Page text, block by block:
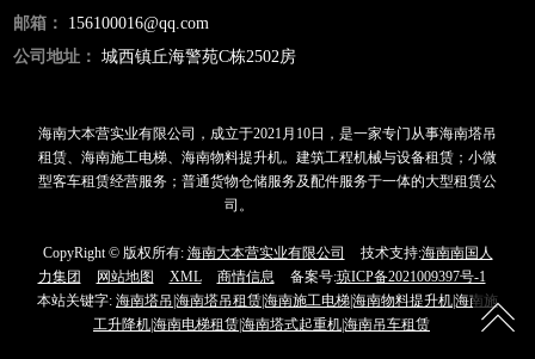
邮箱：
156100016@qq.com
公司地址：
城西镇丘海警苑C栋2502房
海南大本营实业有限公司，成立于2021月10日，是一家专门从事海南塔吊
租赁、海南施工电梯、海南物料提升机。建筑工程机械与设备租赁；小微
型客车租赁经营服务；普通货物仓储服务及配件服务于一体的大型租赁公
司。
CopyRight © 版权所有: 海南大本营实业有限公司 技术支持:海南南国人
力集团
网站地图 XML 商情信息 备案号:琼ICP备2021009397号-1
本站关键字: 海南塔吊|海南塔吊租赁|海南施工电梯|海南物料提升机|海南施
工升降机|海南电梯租赁|海南塔式起重机|海南吊车租赁